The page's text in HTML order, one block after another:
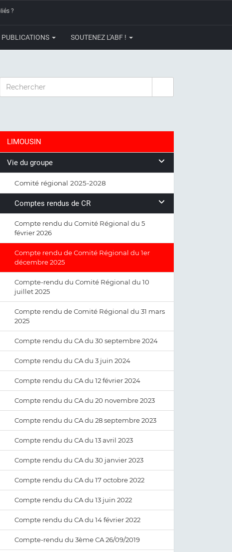
?
PUBLICATIONS SOUTENEZ L'ABF !
RECHERCHER
LIMOUSIN
Vie du groupe
Comité régional 2025-2028
Comptes rendus de CR
Compte rendu du Comité Régional du 5
février 2026
Compte rendu de Comité Régional du 1er
décembre 2025
Compte-rendu du Comité Régional du 10
juillet 2025
Compte rendu de Comité Régional du 31 mars
2025
Compte rendu du CA du 30 septembre 2024
Compte rendu du CA du 3 juin 2024
Compte rendu du CA du 12 février 2024
Compte rendu du CA du 20 novembre 2023
Compte rendu du CA du 28 septembre 2023
Compte rendu du CA du 13 avril 2023
Compte rendu du CA du 30 janvier 2023
Compte rendu du CA du 17 octobre 2022
Compte rendu du CA du 13 juin 2022
Compte rendu du CA du 14 février 2022
Compte-rendu du 3ème CA 26/09/2019